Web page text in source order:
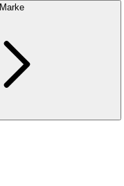
Marke